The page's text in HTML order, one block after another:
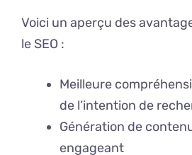
Voici un aperçu des
le SEO :
Meilleure
de l’intention de
Génération de
engageant